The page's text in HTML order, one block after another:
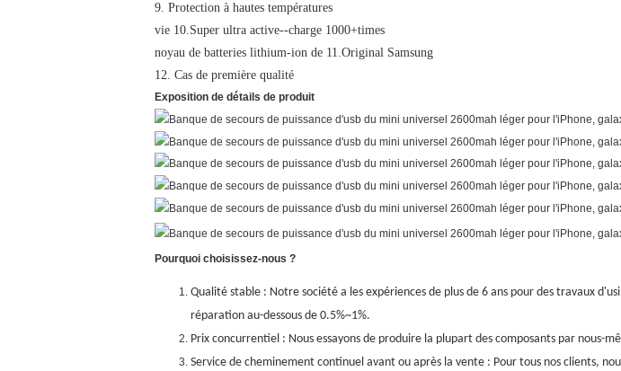
9. Protection à hautes températures
vie 10.Super ultra active--charge 1000+times
noyau de batteries lithium-ion de 11.Original Samsung
12. Cas de première qualité
Exposition de détails de produit
Pourquoi choisissez-nous ?
Qualité stable : Notre société a les expériences de plus de 6 ans pour des travaux
réparation au-dessous de 0.5%~1%.
Prix concurrentiel : Nous essayons de produire la plupart des composants par
Service de cheminement continuel avant ou après la vente : Pour tous nos clients,